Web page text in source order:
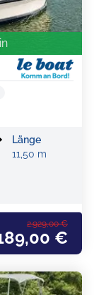
Länge
11,50 m
2.929,00 €
€